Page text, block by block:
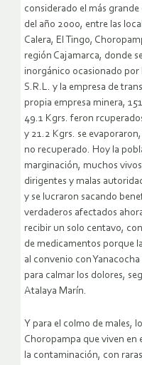
considerado el más
del año 2000, entre las
Calera, El Tingo,
región Cajamarca, donde
inorgánico ocasionado por
S.R.L. y la empresa de
propia empresa minera,
49.1 Kgrs. feron
y 21.2 Kgrs. se
no recuperado. Hoy la
marginación, muchos
dirigentes y malas
y se lucraron sacando
verdaderos afectados
recibir un solo centavo,
de medicamentos porque
al convenio con
para calmar los dolores,
Atalaya Marín.
Y para el colmo de males,
Choropampa que viven en
la contaminación, con